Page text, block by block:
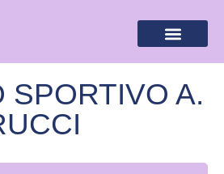
SPORTIVO A.